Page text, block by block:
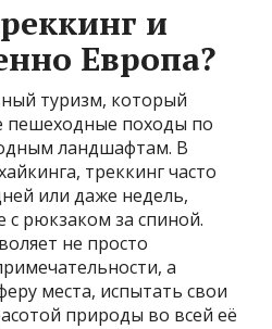
и
Европа?
туризм, который
пешеходные походы по
ландшафтам. В
треккинг часто
или даже недель,
рюкзаком за спиной.
не просто
а
места, испытать свои
природы во всей её